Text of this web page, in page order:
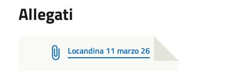
Allegati
Locandina 11 marzo 26